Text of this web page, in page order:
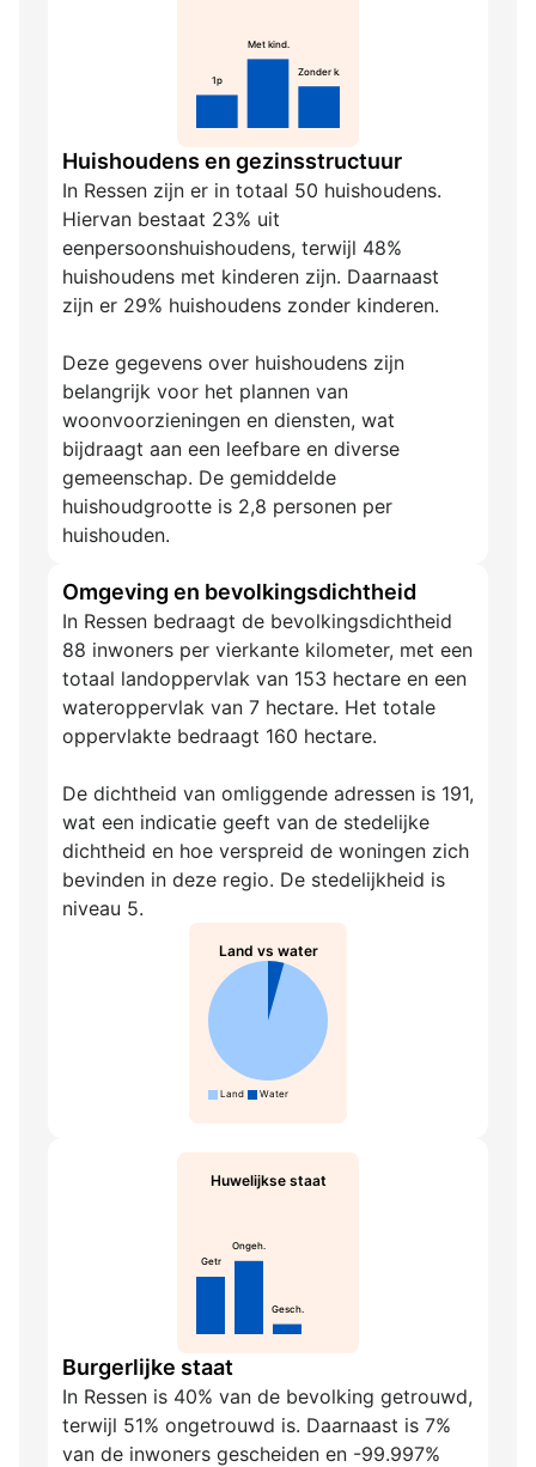
1p
Met kind.
Zonder k.
Huishoudens en gezinsstructuur
In Ressen zijn er in totaal 50 huishoudens.
Hiervan bestaat 23% uit
eenpersoonshuishoudens, terwijl 48%
huishoudens met kinderen zijn. Daarnaast
zijn er 29% huishoudens zonder kinderen.
Deze gegevens over huishoudens zijn
belangrijk voor het plannen van
woonvoorzieningen en diensten, wat
bijdraagt aan een leefbare en diverse
gemeenschap. De gemiddelde
huishoudgrootte is 2,8 personen per
huishouden.
Omgeving en bevolkingsdichtheid
In Ressen bedraagt de bevolkingsdichtheid
88 inwoners per vierkante kilometer, met een
totaal landoppervlak van 153 hectare en een
wateroppervlak van 7 hectare. Het totale
oppervlakte bedraagt 160 hectare.
De dichtheid van omliggende adressen is 191,
wat een indicatie geeft van de stedelijke
dichtheid en hoe verspreid de woningen zich
bevinden in deze regio. De stedelijkheid is
niveau 5.
Land vs water
Land Water
Huwelijkse staat
Getr
Ongeh.
Gesch.
Burgerlijke staat
In Ressen is 40% van de bevolking getrouwd,
terwijl 51% ongetrouwd is. Daarnaast is 7%
van de inwoners gescheiden en -99.997%